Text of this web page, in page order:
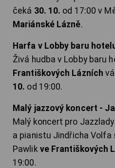
čeká 30. 10. od 17:00 v
Mariánské Lázně.
Harfa v Lobby baru
Živá hudba v Lobby baru
Františkových Lázních
10. od 19:00.
Malý jazzový koncert -
Malý koncert pro
a pianistu Jindřicha Volfa
Pawlik ve Františkových
19:00.